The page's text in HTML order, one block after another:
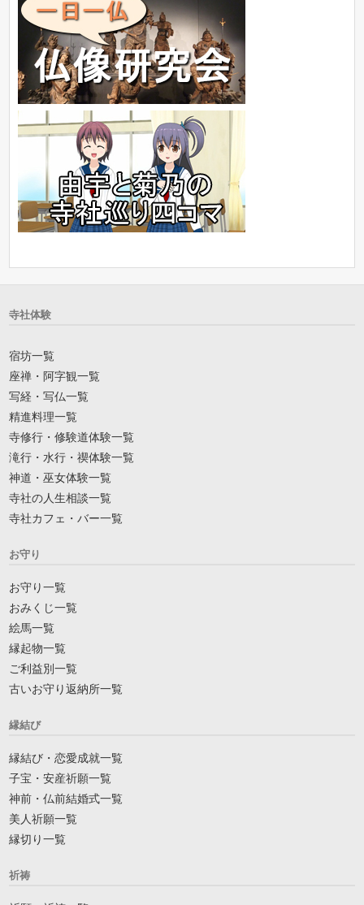
寺社体験
宿坊一覧
座禅・阿字観一覧
写経・写仏一覧
精進料理一覧
寺修行・修験道体験一覧
滝行・水行・禊体験一覧
神道・巫女体験一覧
寺社の人生相談一覧
寺社カフェ・バー一覧
お守り
お守り一覧
おみくじ一覧
絵馬一覧
縁起物一覧
ご利益別一覧
古いお守り返納所一覧
縁結び
縁結び・恋愛成就一覧
子宝・安産祈願一覧
神前・仏前結婚式一覧
美人祈願一覧
縁切り一覧
祈祷